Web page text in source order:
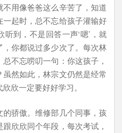
用像爸爸这么辛苦了，知道
起时，总不忘给孩子灌输好
到，不是回答一声‘嗯’，就
你都说过多少次了。每次林
不忘唠叨一句：你这孩子，
然如此，林宗文仍然是经常
欣一定要好好学习。
骄傲。维修部几个同事，孩
欣欣同个年段，每次考试，